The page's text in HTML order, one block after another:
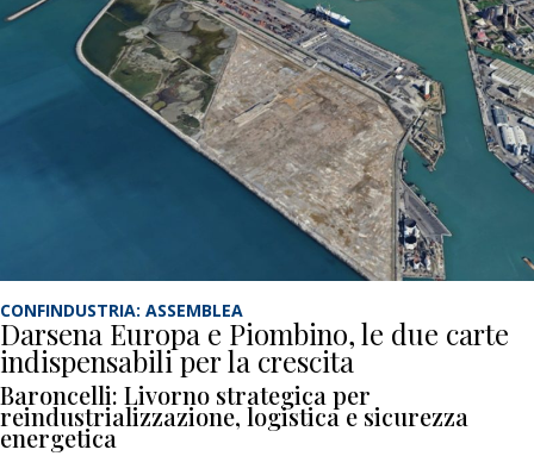
CONFINDUSTRIA: ASSEMBLEA
Darsena Europa e Piombino, le due carte
indispensabili per la crescita
Baroncelli: Livorno strategica per
reindustrializzazione, logistica e sicurezza
energetica